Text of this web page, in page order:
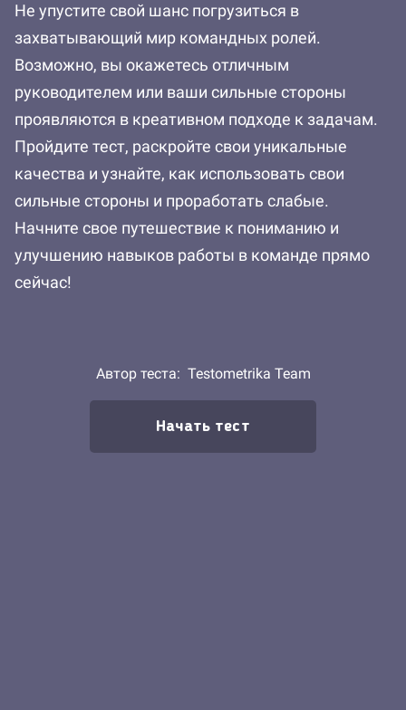
Не упустите свой шанс погрузиться в
захватывающий мир командных ролей.
Возможно, вы окажетесь отличным
руководителем или ваши сильные стороны
проявляются в креативном подходе к задачам.
Пройдите тест, раскройте свои уникальные
качества и узнайте, как использовать свои
сильные стороны и проработать слабые.
Начните свое путешествие к пониманию и
улучшению навыков работы в команде прямо
сейчас!
Автор теста: Testometrika Team
Начать тест